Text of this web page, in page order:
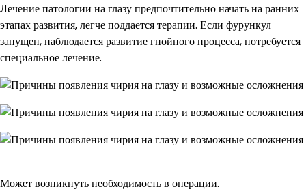
Лечение патологии на глазу предпочтительно начать на ранних
этапах развития, легче поддается терапии. Если фурункул
запущен, наблюдается развитие гнойного процесса, потребуется
специальное лечение.
Может возникнуть необходимость в операции.